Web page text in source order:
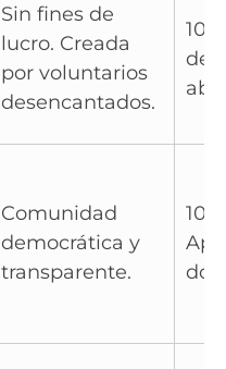
Sin fines de
lucro. Creada
por voluntarios
desencantados.
de
Comunidad
democrática y
transparente.